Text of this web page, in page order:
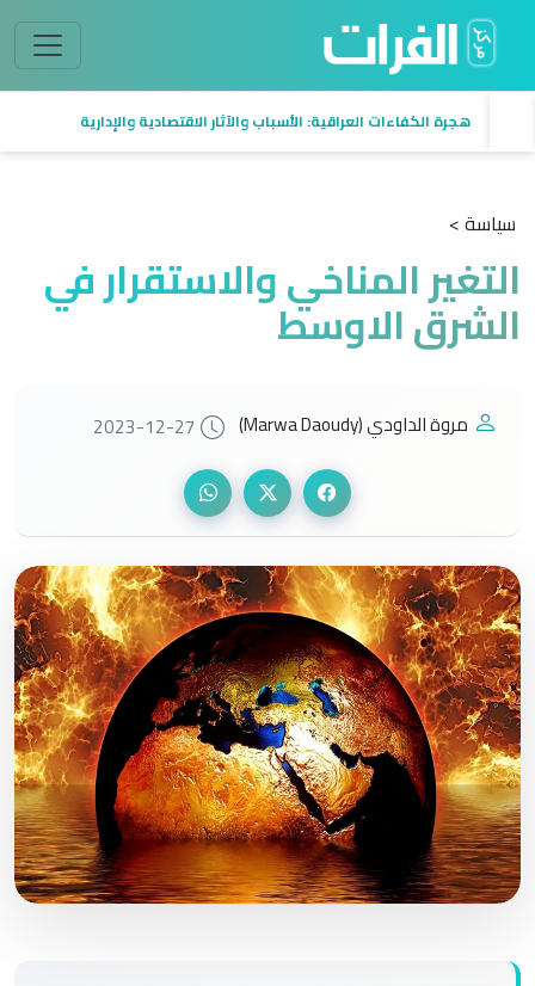
هجرة الكفاءات العراقية: الأسباب والآثار الاقتصادية والإدارية
سياسة >
التغير المناخي والاستقرار في
الشرق الاوسط
مروة الداودي (Marwa Daoudy) 2023-12-27